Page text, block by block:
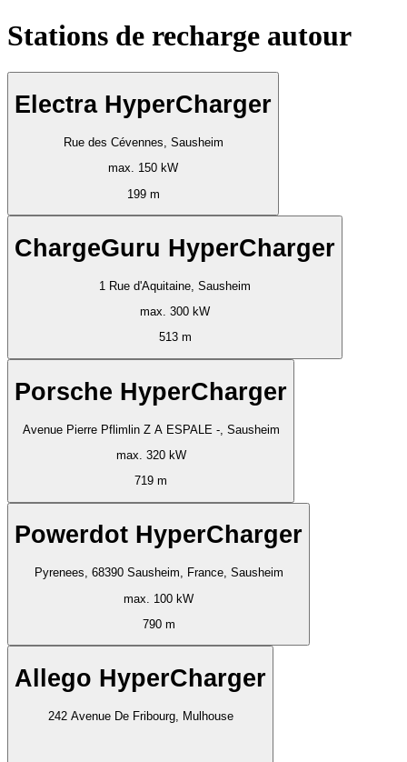
Stations de recharge autour
Electra HyperCharger
Rue des Cévennes, Sausheim
max. 150 kW
199 m
ChargeGuru HyperCharger
1 Rue d'Aquitaine, Sausheim
max. 300 kW
513 m
Porsche HyperCharger
Avenue Pierre Pflimlin Z A ESPALE -, Sausheim
max. 320 kW
719 m
Powerdot HyperCharger
Pyrenees, 68390 Sausheim, France, Sausheim
max. 100 kW
790 m
Allego HyperCharger
242 Avenue De Fribourg, Mulhouse